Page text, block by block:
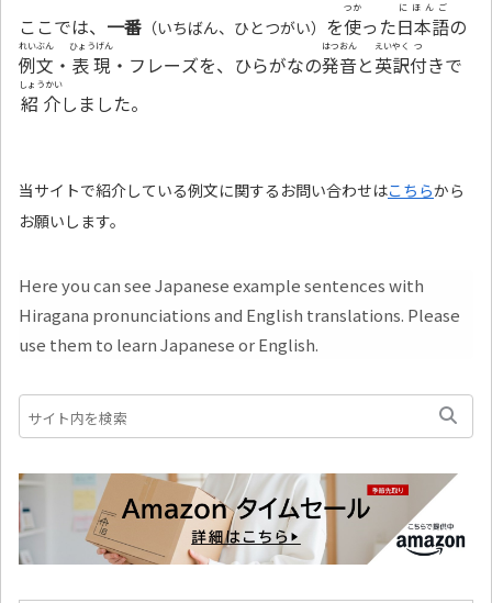
ここでは、 一番 （いちばん、ひとつがい） を使
つか
った日本語
にほんご
の
例文
れいぶん
・ 表現
ひょうげん
・フレーズを、ひらがなの発音
はつおん
と英訳
えいやく
付
つ
きで
紹介
しょうかい
しました。
当サイトで紹介している例文に関するお問い合わせはこちらから
お願いします。
Here you can see Japanese example sentences with
Hiragana pronunciations and English translations. Please
use them to learn Japanese or English.